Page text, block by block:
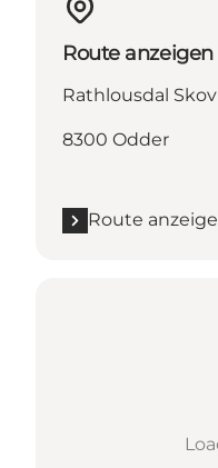
Route anzeigen
Rathlousdal Skov
8300 Odder
Route